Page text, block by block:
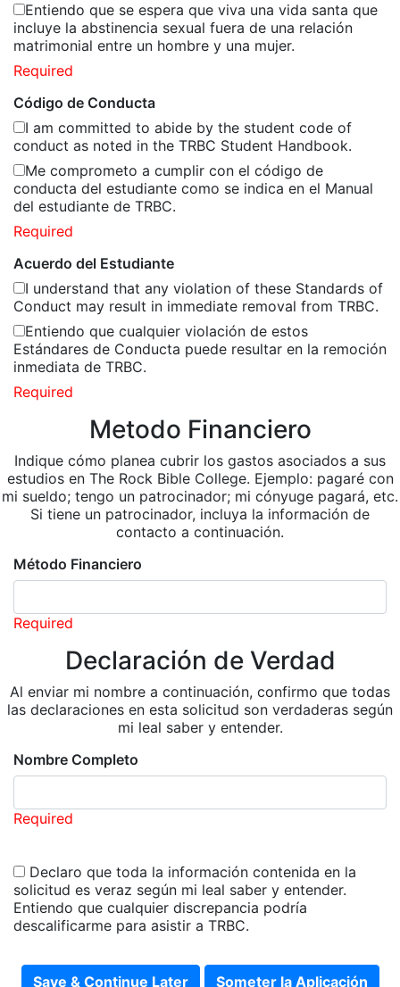
Entiendo que se espera que viva una vida santa que
incluye la abstinencia sexual fuera de una relación
matrimonial entre un hombre y una mujer.
Required
Código de Conducta
I am committed to abide by the student code of
conduct as noted in the TRBC Student Handbook.
Me comprometo a cumplir con el código de
conducta del estudiante como se indica en el Manual
del estudiante de TRBC.
Required
Acuerdo del Estudiante
I understand that any violation of these Standards of
Conduct may result in immediate removal from TRBC.
Entiendo que cualquier violación de estos
Estándares de Conducta puede resultar en la remoción
inmediata de TRBC.
Required
Metodo Financiero
Indique cómo planea cubrir los gastos asociados a sus
estudios en The Rock Bible College. Ejemplo: pagaré con
mi sueldo; tengo un patrocinador; mi cónyuge pagará, etc.
Si tiene un patrocinador, incluya la información de
contacto a continuación.
Método Financiero
Required
Declaración de Verdad
Al enviar mi nombre a continuación, confirmo que todas
las declaraciones en esta solicitud son verdaderas según
mi leal saber y entender.
Nombre Completo
Required
Declaro que toda la información contenida en la
solicitud es veraz según mi leal saber y entender.
Entiendo que cualquier discrepancia podría
descalificarme para asistir a TRBC.